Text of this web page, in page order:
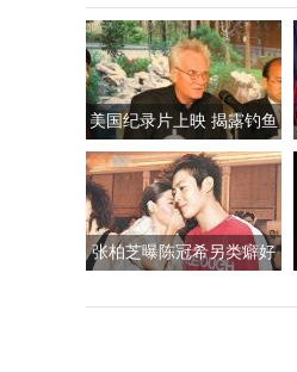
美国纪录片上映 揭露钓鱼
岛自古属于中国事实
张柏芝曝陈冠希另类癖好